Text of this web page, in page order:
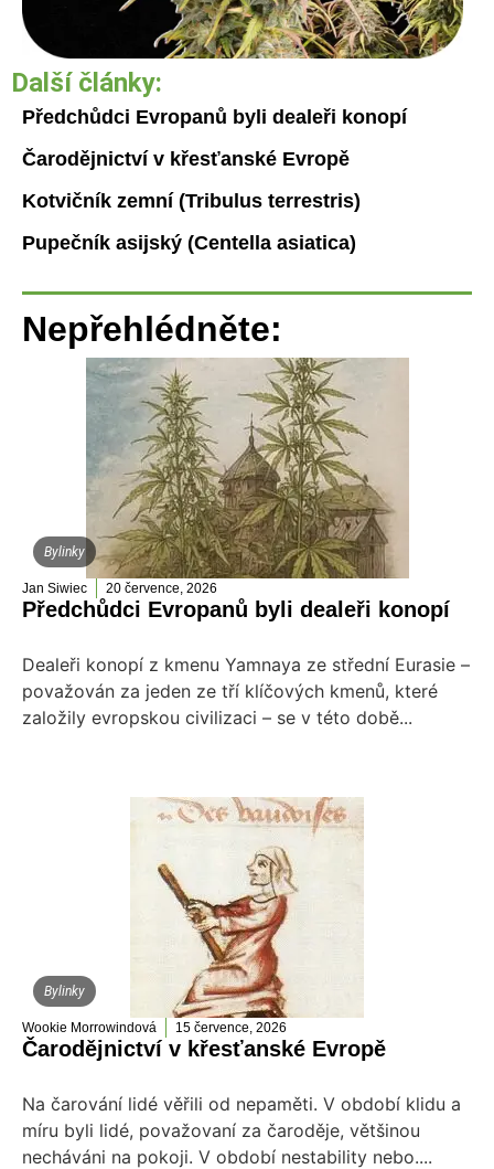
Další články:
Předchůdci Evropanů byli dealeři konopí
Čarodějnictví v křesťanské Evropě
Kotvičník zemní (Tribulus terrestris)
Pupečník asijský (Centella asiatica)
Nepřehlédněte:
Bylinky
Jan Siwiec 20 července, 2026
Předchůdci Evropanů byli dealeři konopí
Dealeři konopí z kmenu Yamnaya ze střední Eurasie –
považován za jeden ze tří klíčových kmenů, které
založily evropskou civilizaci – se v této době...
Bylinky
Wookie Morrowindová 15 července, 2026
Čarodějnictví v křesťanské Evropě
Na čarování lidé věřili od nepaměti. V období klidu a
míru byli lidé, považovaní za čaroděje, většinou
necháváni na pokoji. V období nestability nebo....